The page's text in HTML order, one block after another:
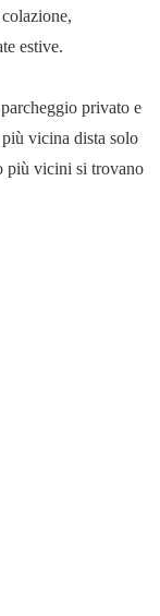
estive.
privato e
vicina dista solo
più vicini si trovano